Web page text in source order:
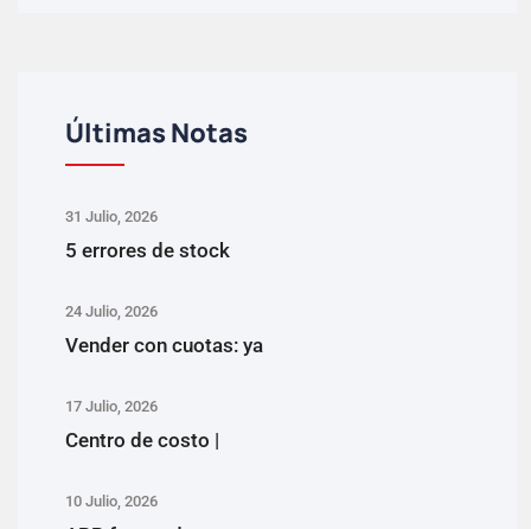
Últimas Notas
31 Julio, 2026
5 errores de stock
24 Julio, 2026
Vender con cuotas: ya
17 Julio, 2026
Centro de costo |
10 Julio, 2026